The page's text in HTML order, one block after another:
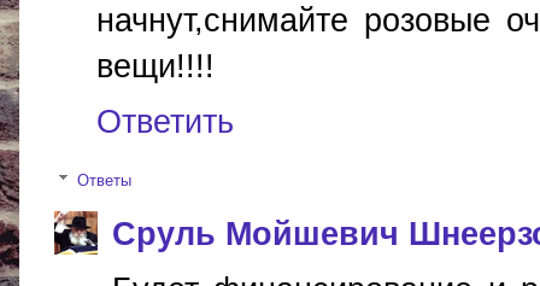
начнут,снимайте розовые
вещи!!!!
Ответить
Ответы
Сруль Мойшевич